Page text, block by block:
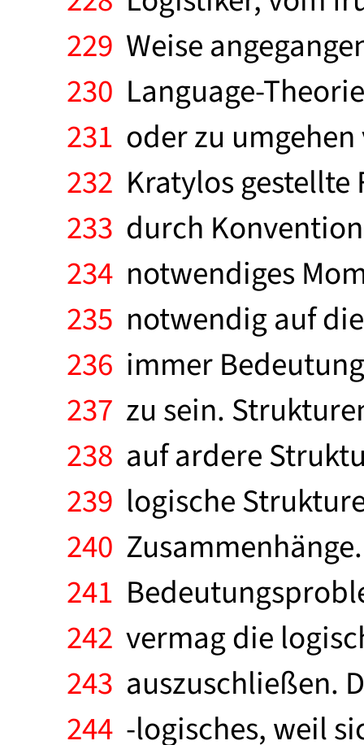
229 Weise
230 Language-
231 oder zu
232 Kratylos
233 durch
234 notwendiges
235 notwendig auf
236 immer
237 zu sein.
238 auf ardere
239 logische
240
241
242 vermag die
243 auszuschließen.
244 -logisches, weil